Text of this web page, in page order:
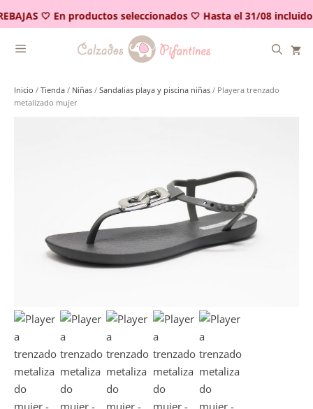
🤍 En productos seleccionados 🤍 Hasta el 31/08 incluido
al
contenido
Inicio / Tienda / Niñas / Sandalias playa y piscina niñas / Playera trenzado
metalizado mujer